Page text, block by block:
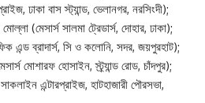
ঢাকা বাস স্ট্যান্ড, ভেলানগর, নরসিংদী);
(মেসার্স সালমা ট্রেডার্স, দোহার, ঢাকা);
এন্ড ব্রাদার্স, সি ও কলোনি, সদর, জয়পুরহাট);
মোশারফ হোসাইন, স্ট্র্যান্ড রোড, চাঁদপুর);
এন্টারপ্রাইজ, হাটহাজারী পৌরসভা,